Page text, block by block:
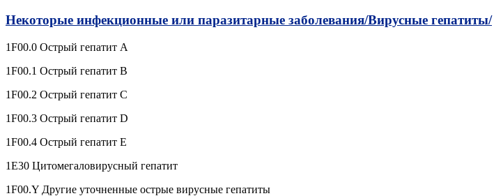
Некоторые инфекционные или паразитарные заболевания/Вирусные гепатиты/
1F00.0 Острый гепатит A
1F00.1 Острый гепатит B
1F00.2 Острый гепатит С
1F00.3 Острый гепатит D
1F00.4 Острый гепатит E
1E30 Цитомегаловирусный гепатит
1F00.Y Другие уточненные острые вирусные гепатиты